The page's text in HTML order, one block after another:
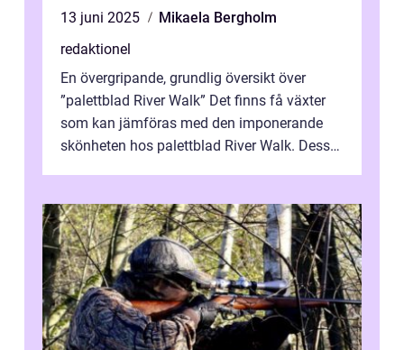
13 juni 2025
Mikaela Bergholm
redaktionel
En övergripande, grundlig översikt över
”palettblad River Walk” Det finns få växter
som kan jämföras med den imponerande
skönheten hos palettblad River Walk. Dess